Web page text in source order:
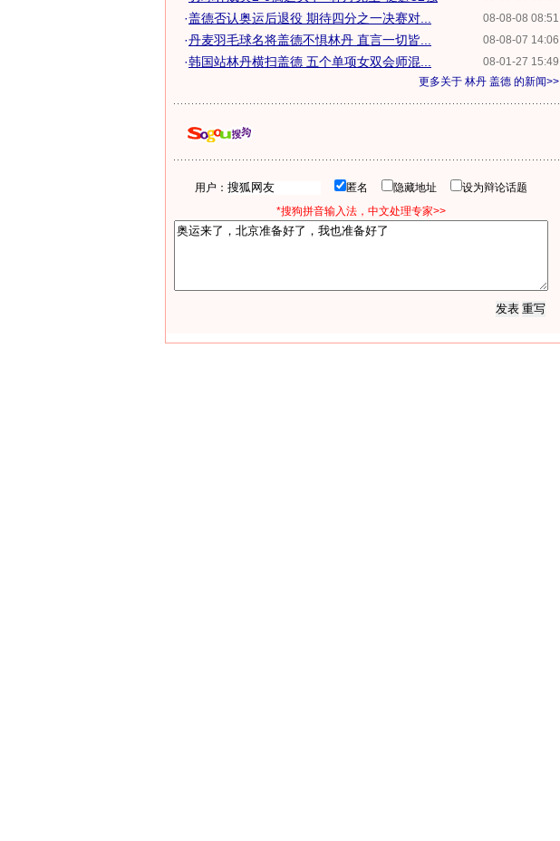
08-08-08 08:51
·盖德否认奥运后退役 期待四分之一决赛对...
08-08-07 14:06
·丹麦羽毛球名将盖德不惧林丹 直言一切皆...
08-01-27 15:49
·韩国站林丹横扫盖德 五个单项女双会师混...
更多关于 林丹 盖德 的新闻>>
用户： 匿名 隐藏地址
设为辩论话题
*搜狗拼音输入法，中文处理专家>>